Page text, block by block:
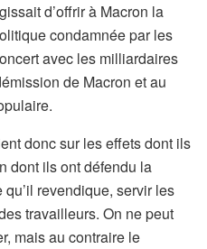
d’offrir à Macron la
condamnée par les
avec les milliardaires
de Macron et au
donc sur les effets dont ils
dont ils ont défendu la
revendique, servir les
travailleurs. On ne peut
mais au contraire le